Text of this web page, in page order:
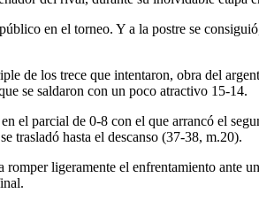
en el torneo. Y a la postre se
de los trece que intentaron, obra del
se saldaron con un poco atractivo 15-14.
el parcial de 0-8 con el que arrancó el
trasladó hasta el descanso (37-38, m.20).
romper ligeramente el enfrentamiento ante